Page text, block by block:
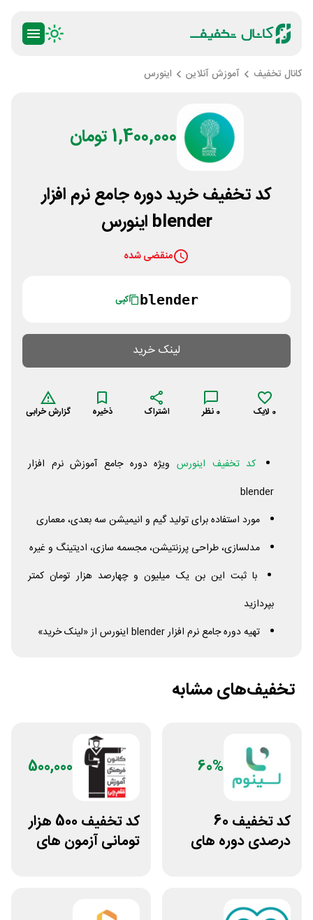
کانال تخفیف آموزش آنلاین اینورس
1,400,000 تومان
کد تخفیف خرید دوره جامع نرم افزار
blender اینورس
منقضی شده
blender کپی
لینک خرید
0 لایک 0 نظر اشتراک ذخیره گزارش خرابی
کد تخفیف اینورس ویژه دوره جامع آموزش نرم افزار
blender
مورد استفاده برای تولید گیم و انیمیشن سه بعدی، معماری
مدلسازی، طراحی پرزنتیشن، مجسمه سازی، ادیتینگ و غیره
با ثبت این بن یک میلیون و چهارصد هزار تومان کمتر
بپردازید
تهیه دوره جامع نرم افزارblender اینورس از «لینک خرید»
تخفیف‌های مشابه
60%
کد تخفیف 60
درصدی دوره های
500,000
کد تخفیف 500 هزار
تومانی آزمون های